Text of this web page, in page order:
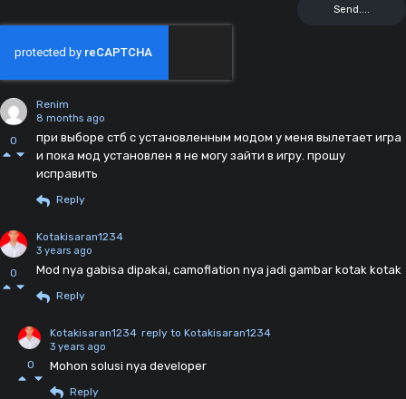
0
Renim
8 months ago
при выборе стб с установленным модом у меня вылетает игра
и пока мод установлен я не могу зайти в игру. прошу
исправить
Reply
0
Kotakisaran1234
3 years ago
Mod nya gabisa dipakai, camoflation nya jadi gambar kotak kotak
Reply
0
Kotakisaran1234 reply to Kotakisaran1234
3 years ago
Mohon solusi nya developer
Reply